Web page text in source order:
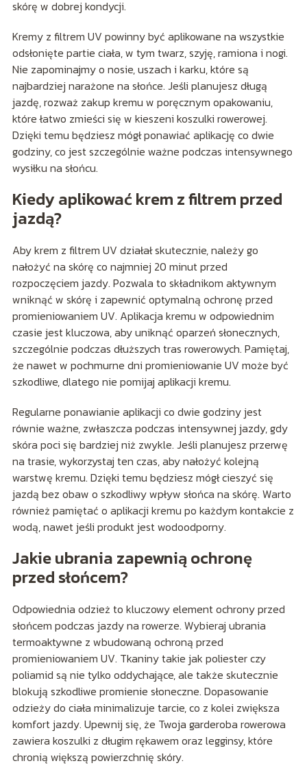
skórę w dobrej kondycji.
Kremy z filtrem UV powinny być aplikowane na wszystkie
odsłonięte partie ciała, w tym twarz, szyję, ramiona i nogi.
Nie zapominajmy o nosie, uszach i karku, które są
najbardziej narażone na słońce. Jeśli planujesz długą
jazdę, rozważ zakup kremu w poręcznym opakowaniu,
które łatwo zmieści się w kieszeni koszulki rowerowej.
Dzięki temu będziesz mógł ponawiać aplikację co dwie
godziny, co jest szczególnie ważne podczas intensywnego
wysiłku na słońcu.
Kiedy aplikować krem z filtrem przed
jazdą?
Aby krem z filtrem UV działał skutecznie, należy go
nałożyć na skórę co najmniej 20 minut przed
rozpoczęciem jazdy. Pozwala to składnikom aktywnym
wniknąć w skórę i zapewnić optymalną ochronę przed
promieniowaniem UV. Aplikacja kremu w odpowiednim
czasie jest kluczowa, aby uniknąć oparzeń słonecznych,
szczególnie podczas dłuższych tras rowerowych. Pamiętaj,
że nawet w pochmurne dni promieniowanie UV może być
szkodliwe, dlatego nie pomijaj aplikacji kremu.
Regularne ponawianie aplikacji co dwie godziny jest
równie ważne, zwłaszcza podczas intensywnej jazdy, gdy
skóra poci się bardziej niż zwykle. Jeśli planujesz przerwę
na trasie, wykorzystaj ten czas, aby nałożyć kolejną
warstwę kremu. Dzięki temu będziesz mógł cieszyć się
jazdą bez obaw o szkodliwy wpływ słońca na skórę. Warto
również pamiętać o aplikacji kremu po każdym kontakcie z
wodą, nawet jeśli produkt jest wodoodporny.
Jakie ubrania zapewnią ochronę
przed słońcem?
Odpowiednia odzież to kluczowy element ochrony przed
słońcem podczas jazdy na rowerze. Wybieraj ubrania
termoaktywne z wbudowaną ochroną przed
promieniowaniem UV. Tkaniny takie jak poliester czy
poliamid są nie tylko oddychające, ale także skutecznie
blokują szkodliwe promienie słoneczne. Dopasowanie
odzieży do ciała minimalizuje tarcie, co z kolei zwiększa
komfort jazdy. Upewnij się, że Twoja garderoba rowerowa
zawiera koszulki z długim rękawem oraz legginsy, które
chronią większą powierzchnię skóry.